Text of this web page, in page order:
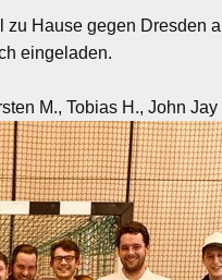
Hause gegen
eingeladen.
M., Tobias H., John